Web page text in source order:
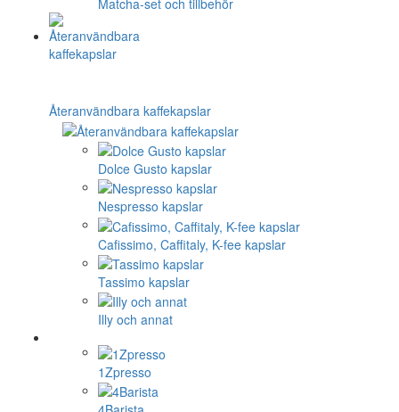
Matcha-set och tillbehör
Återanvändbara kaffekapslar
Dolce Gusto kapslar
Nespresso kapslar
Cafissimo, Caffitaly, K-fee kapslar
Tassimo kapslar
Illy och annat
1Zpresso